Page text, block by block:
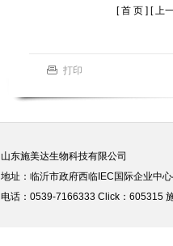
[ 首 页 ] [ 上
打印
山东施美达生物科技有限公司
地址：临沂市政府西临IEC国际企业中
电话：0539-7166333 Click：605315